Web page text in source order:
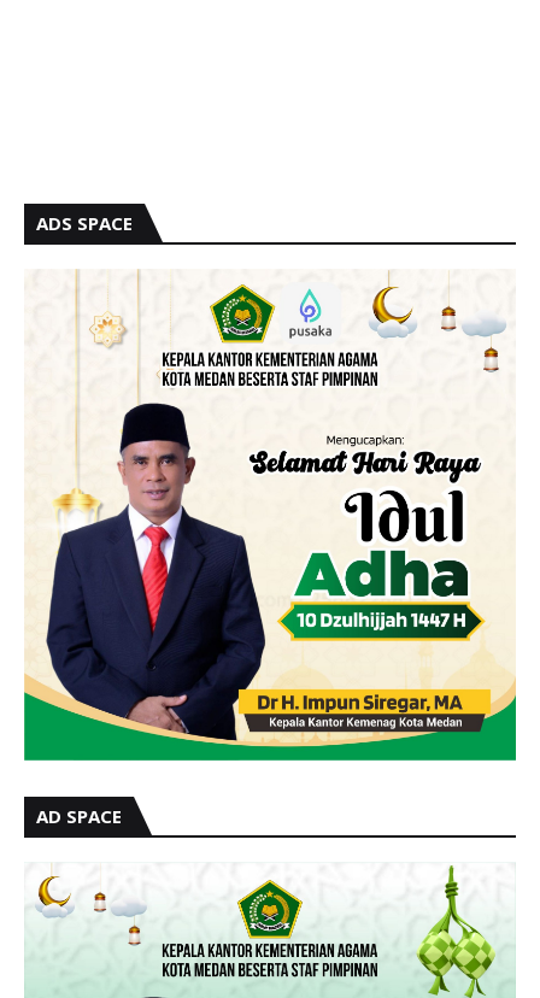
ADS SPACE
AD SPACE